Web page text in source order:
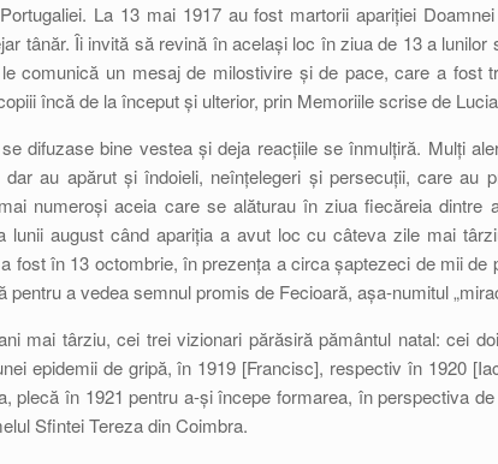
La 13 mai 1917 au fost martorii apariției
tânăr. Îi invită să revină în același loc în ziua de 13 a
comunică un mesaj de milostivire și de pace, care a fost
încă de la început și ulterior, prin Memoriile scrise de
difuzase bine vestea și deja reacțiile se înmulțiră. Mulți
dar au apărut și îndoieli, neînțelegeri și persecuții, care au
numeroși aceia care se alăturau în ziua fiecăreia
lunii august când apariția a avut loc cu câteva zile mai
fost în 13 octombrie, în prezența a circa șaptezeci de mii
pentru a vedea semnul promis de Fecioară, așa-numitul
mai târziu, cei trei vizionari părăsiră pământul natal: cei
epidemii de gripă, în 1919 [Francisc], respectiv în 1920
plecă în 1921 pentru a-și începe formarea, în perspectiva
Sfintei Tereza din Coimbra.